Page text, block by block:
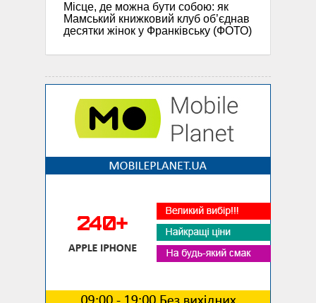
Місце, де можна бути собою: як
Мамський книжковий клуб об’єднав
десятки жінок у Франківську (ФОТО)